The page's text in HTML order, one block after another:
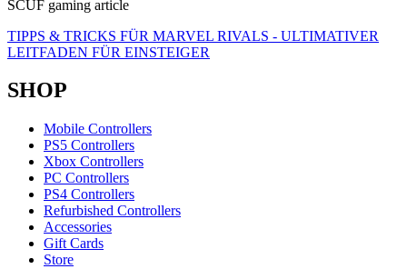
SCUF gaming article
TIPPS & TRICKS FÜR MARVEL RIVALS - ULTIMATIVER
LEITFADEN FÜR EINSTEIGER
SHOP
Mobile Controllers
PS5 Controllers
Xbox Controllers
PC Controllers
PS4 Controllers
Refurbished Controllers
Accessories
Gift Cards
Store